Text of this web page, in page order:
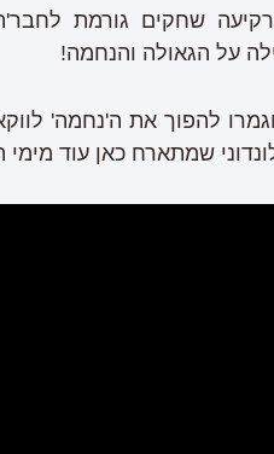
שחקים גורמת
על הגאולה והנחמה!
להפוך את ה'נחמה'
שמתארח כאן עוד